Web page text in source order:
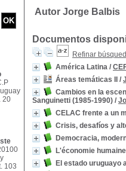
Autor Jorge Balbis
Documentos
Refinar
América Latina /
Áreas temáticas II
/
Cambios en la
Sanguinetti (1985-1990) /
CELAC frente a un
Crisis, desafíos y
Democracia,
L'économie
El estado uruguayo
20
103